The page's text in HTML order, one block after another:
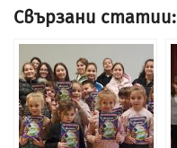
Свързани статии: